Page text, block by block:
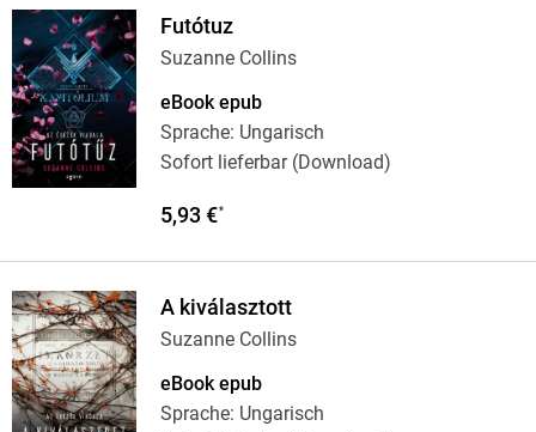
Futótuz
Suzanne Collins
eBook epub
Sprache: Ungarisch
Sofort lieferbar (Download)
5,93 €*
A kiválasztott
Suzanne Collins
eBook epub
Sprache: Ungarisch